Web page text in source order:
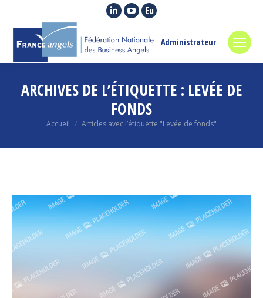
La
LinkedIn
s'ouvre
une
nouvelle
fenêtre
La
YouTube
s'ouvre
une
nouvelle
fenêtre
La
Euroquity
une
Administrateur
ARCHIVES DE L’ÉTIQUETTE : LEVÉE DE
FONDS
Vous êtes ici :
Accueil Articles avec l’étiquette "Levée de fonds"